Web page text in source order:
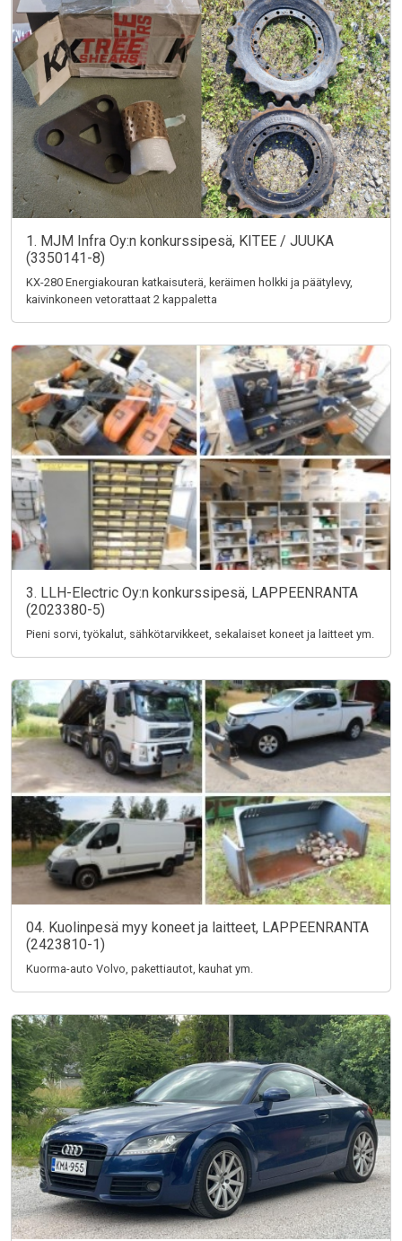
1. MJM Infra Oy:n konkurssipesä, KITEE / JUUKA
(3350141-8)
KX-280 Energiakouran katkaisuterä, keräimen holkki ja päätylevy,
kaivinkoneen vetorattaat 2 kappaletta
3. LLH-Electric Oy:n konkurssipesä, LAPPEENRANTA
(2023380-5)
Pieni sorvi, työkalut, sähkötarvikkeet, sekalaiset koneet ja laitteet ym.
04. Kuolinpesä myy koneet ja laitteet, LAPPEENRANTA
(2423810-1)
Kuorma-auto Volvo, pakettiautot, kauhat ym.